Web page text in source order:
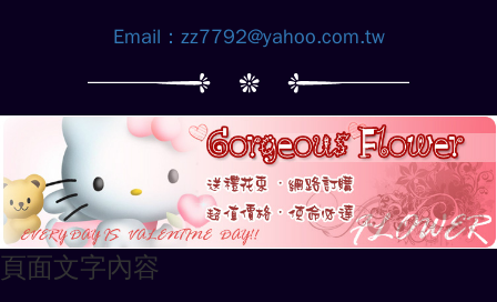
Email： zz7792@yahoo.com.tw
頁面文字內容